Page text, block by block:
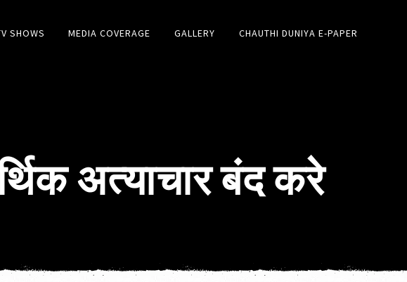
SHOWS MEDIA COVERAGE GALLERY CHAUTHI DUNIYA E-PAPER
अत्याचार बंद करे